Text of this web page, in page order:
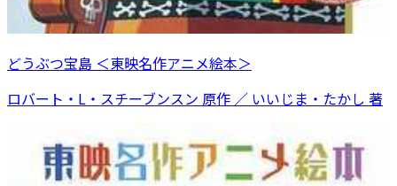
どうぶつ宝島 ＜東映名作アニメ絵本＞
ロバート・L・スチーブンスン 原作 ／ いいじま・たかし 著